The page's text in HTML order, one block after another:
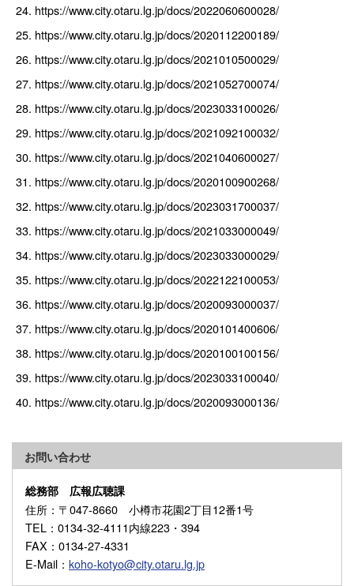
https://www.city.otaru.lg.jp/docs/2022060600028/
https://www.city.otaru.lg.jp/docs/2020112200189/
https://www.city.otaru.lg.jp/docs/2021010500029/
https://www.city.otaru.lg.jp/docs/2021052700074/
https://www.city.otaru.lg.jp/docs/2023033100026/
https://www.city.otaru.lg.jp/docs/2021092100032/
https://www.city.otaru.lg.jp/docs/2021040600027/
https://www.city.otaru.lg.jp/docs/2020100900268/
https://www.city.otaru.lg.jp/docs/2023031700037/
https://www.city.otaru.lg.jp/docs/2021033000049/
https://www.city.otaru.lg.jp/docs/2023033000029/
https://www.city.otaru.lg.jp/docs/2022122100053/
https://www.city.otaru.lg.jp/docs/2020093000037/
https://www.city.otaru.lg.jp/docs/2020101400606/
https://www.city.otaru.lg.jp/docs/2020100100156/
https://www.city.otaru.lg.jp/docs/2023033100040/
https://www.city.otaru.lg.jp/docs/2020093000136/
お問い合わせ
総務部 広報広聴課
住所 ：〒047-8660 小樽市花園2丁目12番1号
TEL ：0134-32-4111内線223・394
FAX ：0134-27-4331
E-Mail ： koho-kotyo@city.otaru.lg.jp